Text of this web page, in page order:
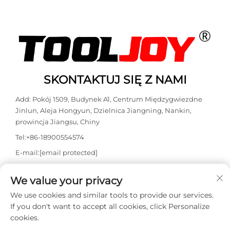
zastosowań budowlanych
i przemysłowych
SKONTAKTUJ SIĘ Z NAMI
Add: Pokój 1509, Budynek A1, Centrum Międzygwiezdne
Jinlun, Aleja Hongyun, Dzielnica Jiangning, Nankin,
prowincja Jiangsu, Chiny
Tel:+86-18900554574
E-mail:[email protected]
We value your privacy
We use cookies and similar tools to provide our services.
If you don't want to accept all cookies, click Personalize
cookies.